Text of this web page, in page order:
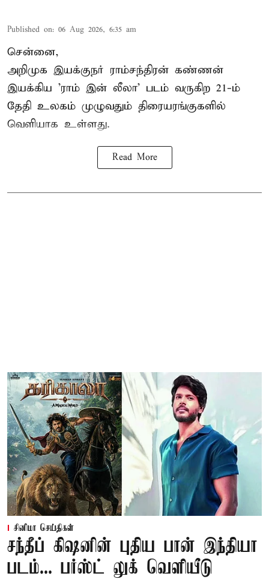
Published on: 06 Aug 2026, 6:35 am
சென்னை,
அறிமுக இயக்குநர் ராம்சந்திரன் கண்ணன்
இயக்கிய 'ராம் இன் லீலா' படம் வருகிற 21-ம்
தேதி உலகம் முழுவதும் திரையரங்குகளில்
வெளியாக உள்ளது.
Read More
சினிமா செய்திகள்
சந்தீப் கிஷனின் புதிய பான் இந்தியா
படம்... பர்ஸ்ட் லுக் வெளியீடு